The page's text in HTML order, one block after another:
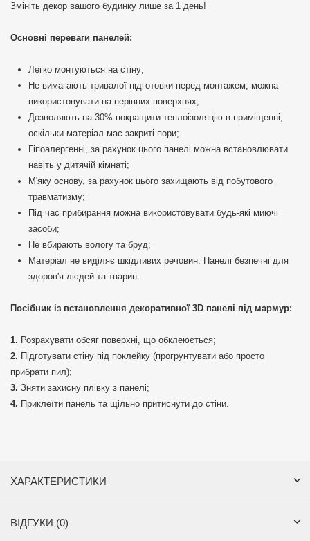
Змініть декор вашого будинку лише за 1 день!
Основні переваги панелей:
Легко монтуються на стіну;
Не вимагають тривалої підготовки перед монтажем, можна
використовувати на нерівних поверхнях;
Дозволяють на 30% покращити теплоізоляцію в приміщенні,
оскільки матеріал має закриті пори;
Гіпоалергенні, за рахунок цього панелі можна встановлювати
навіть у дитячій кімнаті;
М'яку основу, за рахунок цього захищають від побутового
травматизму;
Під час прибирання можна використовувати будь-які миючі
засоби;
Не вбирають вологу та бруд;
Матеріал не виділяє шкідливих речовин. Панелі безпечні для
здоров'я людей та тварин.
Посібник із встановлення декоративної 3D панелі під мармур:
Розрахувати обсяг поверхні, що обклеюється;
Підготувати стіну під поклейку (прогрунтувати або просто
прибрати пил);
Зняти захисну плівку з панелі;
Приклеїти панель та щільно притиснути до стіни.
ХАРАКТЕРИСТИКИ
ВІДГУКИ (0)